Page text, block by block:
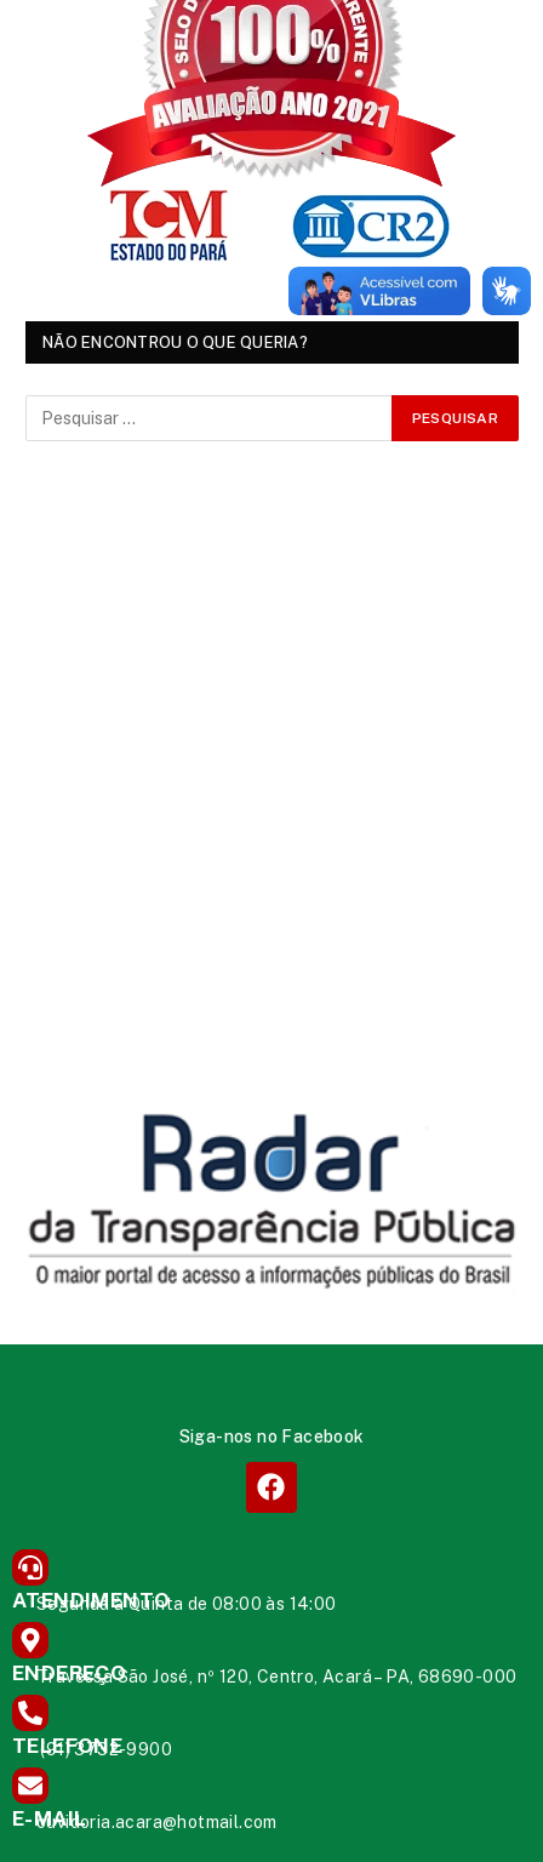
NÃO ENCONTROU O QUE QUERIA?
Siga-nos no Facebook
ATENDIMENTO
Segunda à Quinta de 08:00 às 14:00
ENDEREÇO
Travessa São José, nº 120, Centro, Acará – PA, 68690-000
TELEFONE
(91) 3732-9900
E-MAIL
ouvidoria.acara@hotmail.com